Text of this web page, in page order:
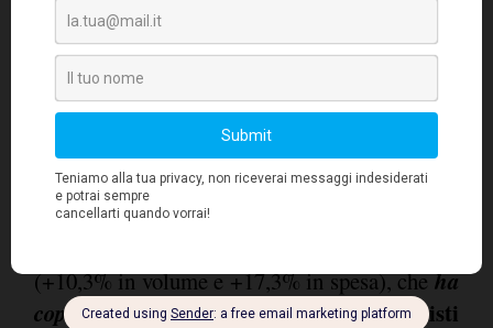
deiconsumi interni l'unico comparto in
salute è quello delle scarpe
sportive/sneakers
valore), a fronte di uncalo sensibile delle
calzature "classiche"per uomo e donna
(rispettivamente del -9,5% e del -8,3% in
volume). Per quanto riguarda i canali di
(+10,3% in volume e +17,3% in spesa), cheha
copertol'11% in quantità del totale acquisti